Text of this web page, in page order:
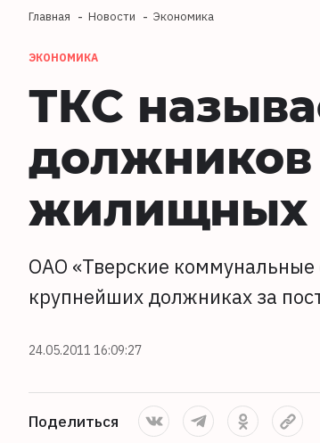
Главная Новости Экономика
ЭКОНОМИКА
ТКС
должников
жилищных
ОАО «Тверские
крупнейших должниках за
24.05.2011 16:09:27
Поделиться